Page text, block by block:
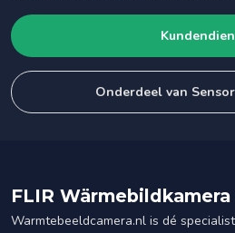
Onderdeel van
FLIR
Warmtebeeldcamera.nl is dé